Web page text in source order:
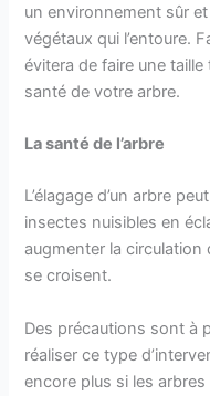
un environnement sûr
végétaux qui l’entoure.
évitera de faire une
santé de votre arbre.
La santé de l’arbre
L’élagage d’un arbre
insectes nuisibles en
augmenter la circulation
se croisent.
Des précautions sont à
réaliser ce type
encore plus si les